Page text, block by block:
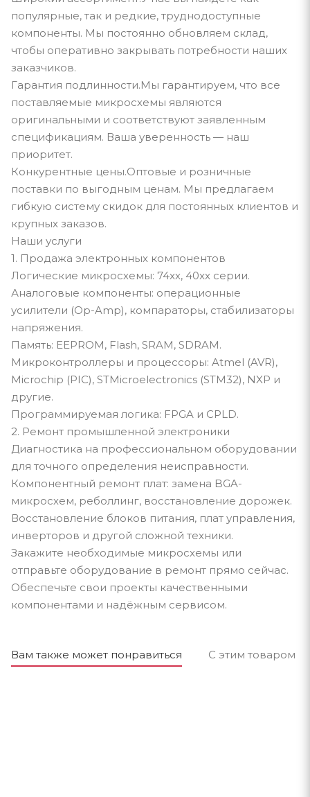
популярные, так и редкие, труднодоступные
компоненты. Мы постоянно обновляем склад,
чтобы оперативно закрывать потребности наших
заказчиков.
Гарантия подлинности.Мы гарантируем, что все
поставляемые микросхемы являются
оригинальными и соответствуют заявленным
спецификациям. Ваша уверенность — наш
приоритет.
Конкурентные цены.Оптовые и розничные
поставки по выгодным ценам. Мы предлагаем
гибкую систему скидок для постоянных клиентов и
крупных заказов.
Наши услуги
1. Продажа электронных компонентов
Логические микросхемы: 74xx, 40xx серии.
Аналоговые компоненты: операционные
усилители (Op-Amp), компараторы, стабилизаторы
напряжения.
Память: EEPROM, Flash, SRAM, SDRAM.
Микроконтроллеры и процессоры: Atmel (AVR),
Microchip (PIC), STMicroelectronics (STM32), NXP и
другие.
Программируемая логика: FPGA и CPLD.
2. Ремонт промышленной электроники
Диагностика на профессиональном оборудовании
для точного определения неисправности.
Компонентный ремонт плат: замена BGA-
микросхем, реболлинг, восстановление дорожек.
Восстановление блоков питания, плат управления,
инверторов и другой сложной техники.
Закажите необходимые микросхемы или
отправьте оборудование в ремонт прямо сейчас.
Обеспечьте свои проекты качественными
компонентами и надёжным сервисом.
Вам также может понравиться С этим товаром